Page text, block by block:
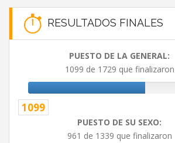
RESULTADOS FINALES
PUESTO DE LA GENERAL:
1099 de 1729 que finalizaron
1099
PUESTO DE SU SEXO:
961 de 1339 que finalizaron